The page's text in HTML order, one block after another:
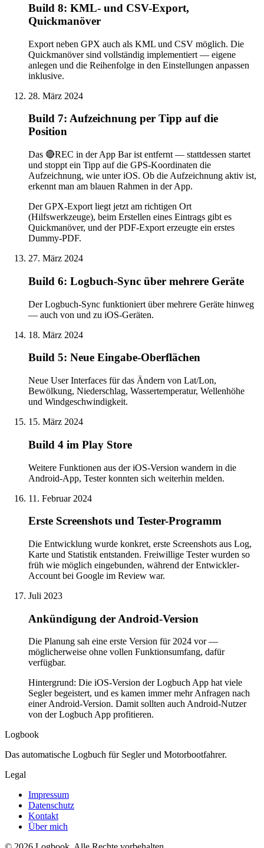
Build 8: KML- und CSV-Export,
Quickmanöver
Export neben GPX auch als KML und CSV möglich. Die
Quickmanöver sind vollständig implementiert — eigene
anlegen und die Reihenfolge in den Einstellungen anpassen
inklusive.
28. März 2024
Build 7: Aufzeichnung per Tipp auf die
Position
Das 🔴REC in der App Bar ist entfernt — stattdessen startet
und stoppt ein Tipp auf die GPS-Koordinaten die
Aufzeichnung, wie unter iOS. Ob die Aufzeichnung aktiv ist,
erkennt man am blauen Rahmen in der App.
Der GPX-Export liegt jetzt am richtigen Ort
(Hilfswerkzeuge), beim Erstellen eines Eintrags gibt es
Quickmanöver, und der PDF-Export erzeugte ein erstes
Dummy-PDF.
27. März 2024
Build 6: Logbuch-Sync über mehrere Geräte
Der Logbuch-Sync funktioniert über mehrere Geräte hinweg
— auch von und zu iOS-Geräten.
18. März 2024
Build 5: Neue Eingabe-Oberflächen
Neue User Interfaces für das Ändern von Lat/Lon,
Bewölkung, Niederschlag, Wassertemperatur, Wellenhöhe
und Windgeschwindigkeit.
15. März 2024
Build 4 im Play Store
Weitere Funktionen aus der iOS-Version wandern in die
Android-App, Tester konnten sich weiterhin melden.
11. Februar 2024
Erste Screenshots und Tester-Programm
Die Entwicklung wurde konkret, erste Screenshots aus Log,
Karte und Statistik entstanden. Freiwillige Tester wurden so
früh wie möglich eingebunden, während der Entwickler-
Account bei Google im Review war.
Juli 2023
Ankündigung der Android-Version
Die Planung sah eine erste Version für 2024 vor —
möglicherweise ohne vollen Funktionsumfang, dafür
verfügbar.
Hintergrund: Die iOS-Version der Logbuch App hat viele
Segler begeistert, und es kamen immer mehr Anfragen nach
einer Android-Version. Damit sollten auch Android-Nutzer
von der Logbuch App profitieren.
Logbook
Das automatische Logbuch für Segler und Motor­bootfahrer.
Legal
Impressum
Datenschutz
Kontakt
Über mich